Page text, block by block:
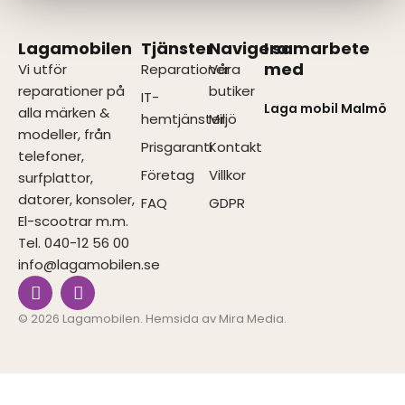
Lagamobilen
Vi utför
reparationer på
alla märken &
modeller, från
telefoner,
surfplattor,
datorer, konsoler,
El-scootrar m.m.
Tel. 040-12 56 00
info@lagamobilen.se
I
n
s
g
F
a
c
o
Tjänster
Reparationer
IT-
hemtjänster
Prisgaranti
Företag
FAQ
Navigera
Våra
butiker
Miljö
Kontakt
Villkor
GDPR
I samarbete
med
Laga mobil Malmö
© 2026 Lagamobilen. Hemsida av Mira Media.